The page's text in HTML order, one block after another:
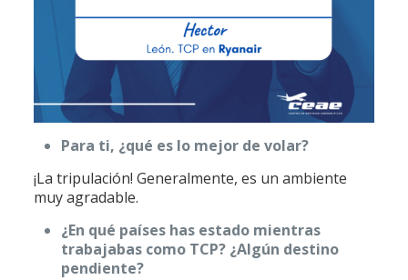
Para ti, ¿qué es lo mejor de volar?
¡La tripulación! Generalmente, es un ambiente
muy agradable.
¿En qué países has estado mientras
trabajabas como TCP? ¿Algún destino
pendiente?